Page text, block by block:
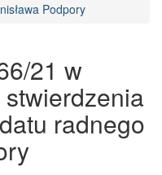
Podpory
21 w
radnego